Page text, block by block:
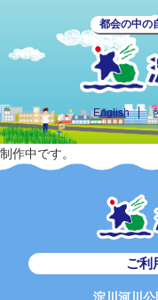
都会の中の
English
制作中です。
ご利